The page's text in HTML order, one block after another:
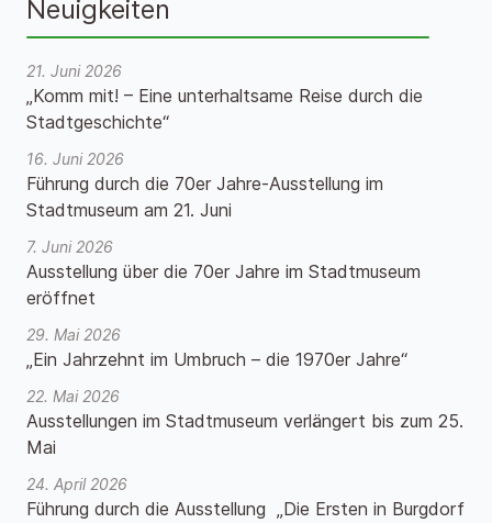
Neuigkeiten
21. Juni 2026
„Komm mit! – Eine unterhaltsame Reise durch die
Stadtgeschichte“
16. Juni 2026
Führung durch die 70er Jahre-Ausstellung im
Stadtmuseum am 21. Juni
7. Juni 2026
Ausstellung über die 70er Jahre im Stadtmuseum
eröffnet
29. Mai 2026
„Ein Jahrzehnt im Umbruch – die 1970er Jahre“
22. Mai 2026
Ausstellungen im Stadtmuseum verlängert bis zum 25.
Mai
24. April 2026
Führung durch die Ausstellung „Die Ersten in Burgdorf